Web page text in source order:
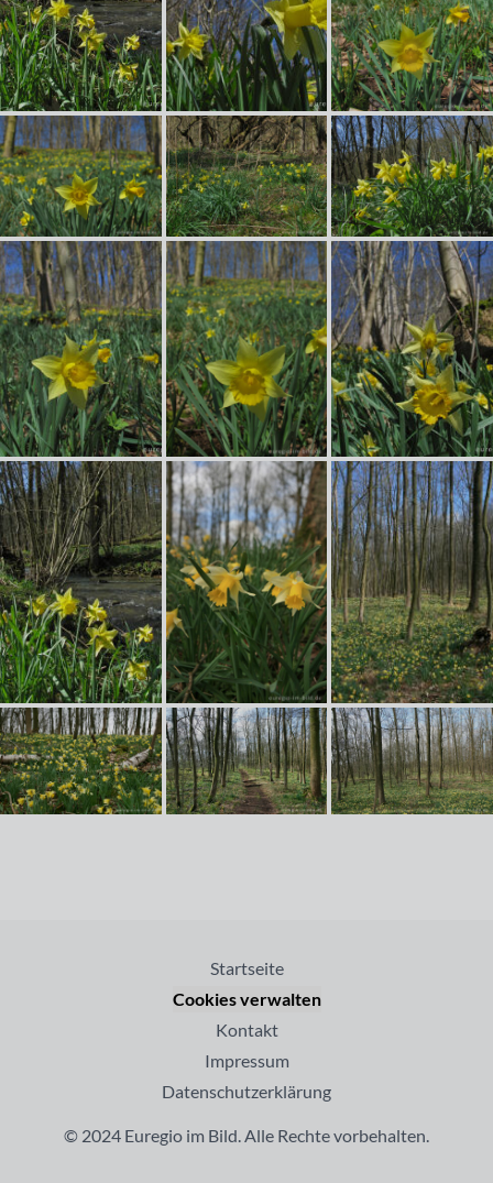
Startseite
Cookies verwalten
Kontakt
Impressum
Datenschutzerklärung
© 2024 Euregio im Bild. Alle Rechte vorbehalten.